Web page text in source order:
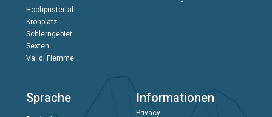
Hochpustertal
Kronplatz
Schlerngebiet
Sexten
Val di Fiemme
Sprache Informationen
Privacy